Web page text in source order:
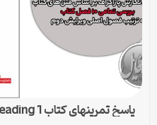
پاسخ تمرینهای کتاب Inside Reading 1